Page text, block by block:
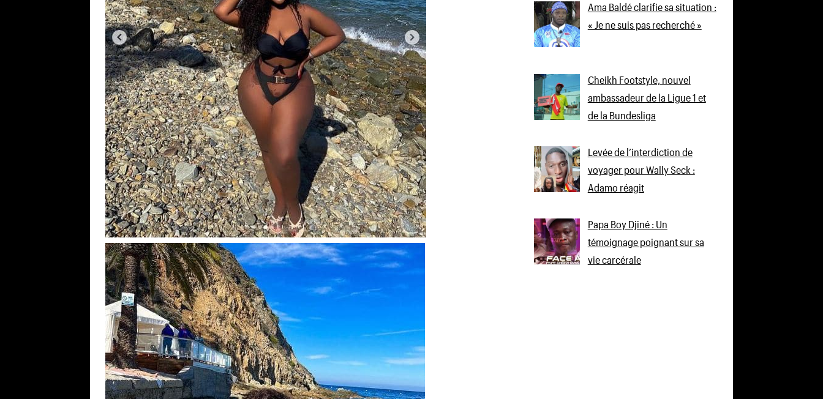
Ama Baldé clarifie sa situation :
« Je ne suis pas recherché »
Cheikh Footstyle, nouvel
ambassadeur de la Ligue 1 et
de la Bundesliga
Levée de l’interdiction de
voyager pour Wally Seck :
Adamo réagit
Papa Boy Djiné : Un
témoignage poignant sur sa
vie carcérale